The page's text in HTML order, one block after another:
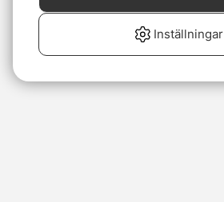
Inställningar